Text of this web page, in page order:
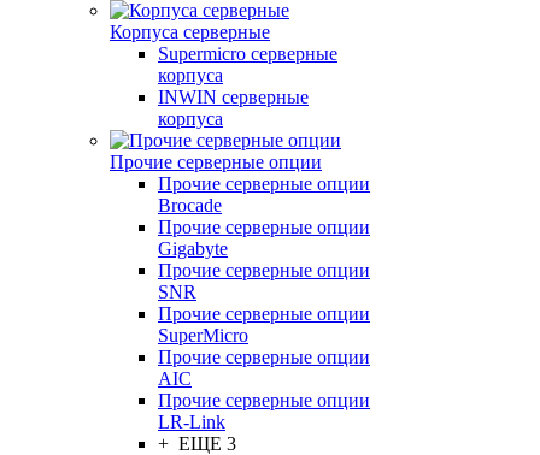
Корпуса серверные
Supermicro серверные
корпуса
INWIN серверные
корпуса
Прочие серверные опции
Прочие серверные опции
Brocade
Прочие серверные опции
Gigabyte
Прочие серверные опции
SNR
Прочие серверные опции
SuperMicro
Прочие серверные опции
AIC
Прочие серверные опции
LR-Link
+ ЕЩЕ 3